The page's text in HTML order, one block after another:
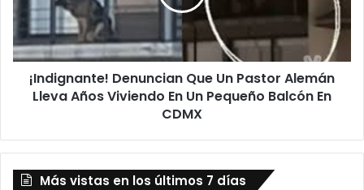
Alemán
Lleva
Años
Viviendo
En
¡Indignante! Denuncian Que Un Pastor Alemán
Lleva Años Viviendo En Un Pequeño Balcón En
CDMX
Más vistas en los últimos 7 días